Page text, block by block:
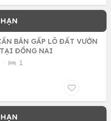
BÁN GẤP LÔ ĐẤT VƯỜN
TẠI ĐỒNG NAI
· 1